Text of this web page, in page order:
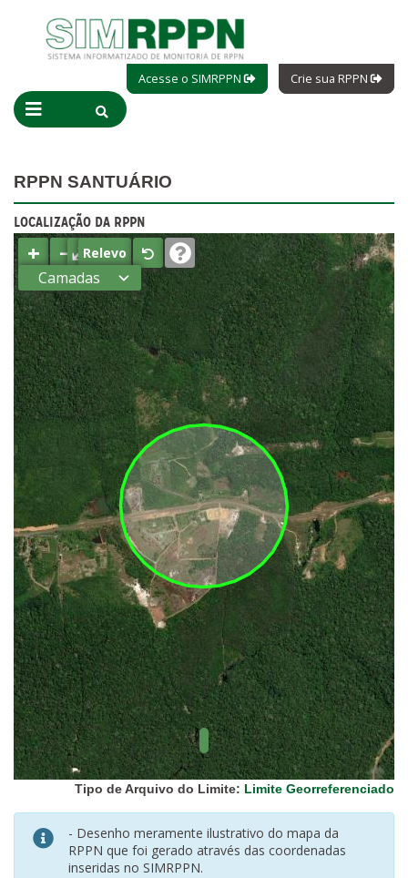
Acesse o SIMRPPN Crie sua RPPN
RPPN SANTUÁRIO
LOCALIZAÇÃO DA RPPN
+ −⤢Relevo
Camadas
Estados
Municípios
Terras
indígenas
(FUNAI)
UC Federal
UC Estaduais
UC
Municipais
Hidrografia
1:1.000.000
(ANA)
Biomas
(IBGE)
Vegetação
(IBGE)
Rodovias
(IBGE)
Relevo
(IBGE)
Tipo de Arquivo do Limite: Limite Georreferenciado
- Desenho meramente ilustrativo do mapa da
RPPN que foi gerado através das coordenadas
inseridas no SIMRPPN.